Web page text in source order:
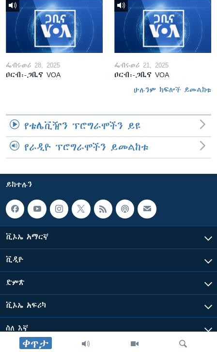
ቀጥታ
ፌብሩወሪ 28, 2025
ዐርብ፡-ጋቢና VOA
ፌብሩወሪ 21, 2025
ዐርብ፡-ጋቢና VOA
ሁሉንም ክፍሎች ይመልከቱ
የቴሌቪዥን ፕሮግራሞችን ይዩ
የራዲዮ ፕሮግራሞችን ይመልከቱ
ይከተሉን
ቪኦኤ አማርኛ
ቪዲዮ
ድምጽ
ቪኦኤ አፍሪካ
ስለ እኛ